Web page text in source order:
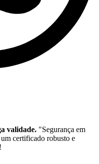
validade. "Segurança em
certificado robusto e